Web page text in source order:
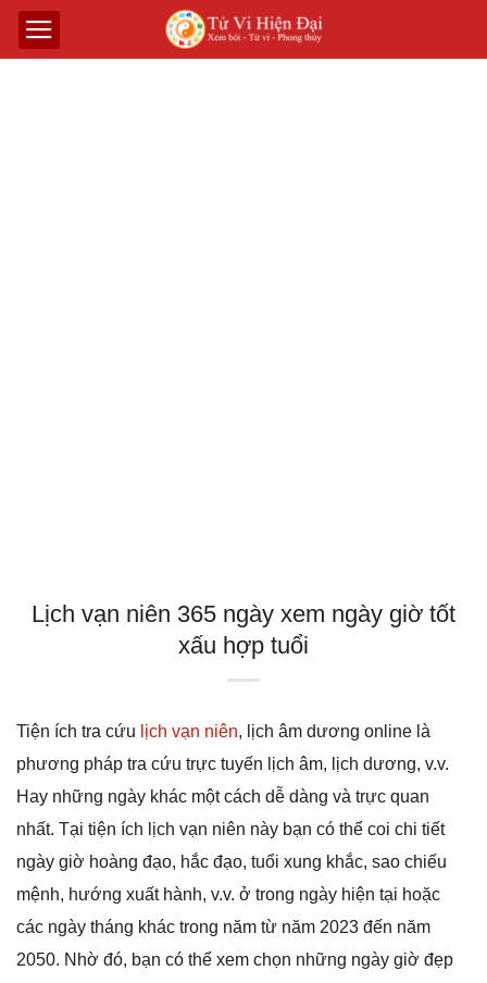
Lịch vạn niên 365 ngày xem ngày giờ tốt
xấu hợp tuổi
Tiện ích tra cứu lịch vạn niên, lịch âm dương online là
phương pháp tra cứu trực tuyến lịch âm, lịch dương, v.v.
Hay những ngày khác một cách dễ dàng và trực quan
nhất. Tại tiện ích lịch vạn niên này bạn có thể coi chi tiết
ngày giờ hoàng đạo, hắc đạo, tuổi xung khắc, sao chiếu
mệnh, hướng xuất hành, v.v. ở trong ngày hiện tại hoặc
các ngày tháng khác trong năm từ năm 2023 đến năm
2050. Nhờ đó, bạn có thể xem chọn những ngày giờ đẹp